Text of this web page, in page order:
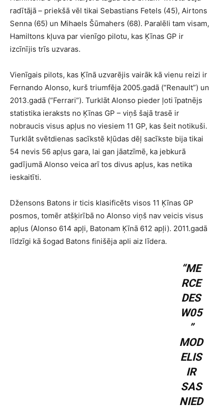
radītājā – priekšā vēl tikai Sebastians Fetels (45), Airtons
Senna (65) un Mihaels Šūmahers (68). Paralēli tam visam,
Hamiltons kļuva par vienīgo pilotu, kas Ķīnas GP ir
izcīnījis trīs uzvaras.
Vienīgais pilots, kas Ķīnā uzvarējis vairāk kā vienu reizi ir
Fernando Alonso, kurš triumfēja 2005.gadā (“Renault”) un
2013.gadā (“Ferrari”). Turklāt Alonso pieder ļoti īpatnējs
statistika ieraksts no Ķīnas GP – viņš šajā trasē ir
nobraucis visus apļus no viesiem 11 GP, kas šeit notikuši.
Turklāt svētdienas sacīkstē kļūdas dēļ sacīkste bija tikai
54 nevis 56 apļus gara, lai gan jāatzīmē, ka jebkurā
gadījumā Alonso veica arī tos divus apļus, kas netika
ieskaitīti.
Džensons Batons ir ticis klasificēts visos 11 Ķīnas GP
posmos, tomēr atšķirībā no Alonso viņš nav veicis visus
apļus (Alonso 614 apļi, Batonam Ķīnā 612 apļi). 2011.gadā
līdzīgi kā šogad Batons finišēja apli aiz līdera.
“ME
RCE
DES
W05
”
MOD
ELIS
IR
SAS
NIED